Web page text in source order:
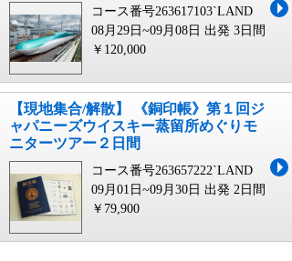
コース番号263617103`LAND
08月29日~09月08日 出発 3日間
￥120,000
【現地集合/解散】 《銅印帳》第１回ジ
ャパニーズウイスキー蒸留所めぐりモ
ニターツアー２日間
コース番号263657222`LAND
09月01日~09月30日 出発 2日間
￥79,900